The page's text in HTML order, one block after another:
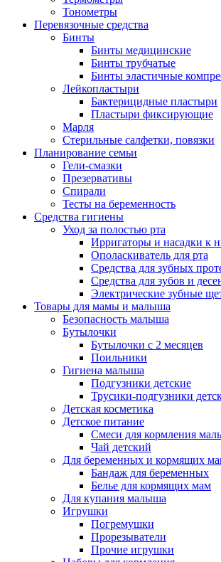
Тонометры
Перевязочные средства
Бинты
Бинты медицинские
Бинты трубчатые
Бинты эластичные
Лейкопластыри
Бактерицидные пластыри
Пластыри фиксирующие
Марля
Стерильные салфетки, повязки
Планирование семьи
Гели-смазки
Презервативы
Спирали
Тесты на беременность
Средства гигиены
Уход за полостью рта
Ирригаторы и насадки к
Ополаскиватель для рта
Средства для зубных
Средства для зубов и
Электрические зубные
Товары для мамы и малыша
Безопасность малыша
Бутылочки
Бутылочки с 2 месяцев
Поильники
Гигиена малыша
Подгузники детские
Трусики-подгузники
Детская косметика
Детское питание
Смеси для кормления
Чай детский
Для беременных и кормящих
Бандаж для беременных
Белье для кормящих мам
Для купания малыша
Игрушки
Погремушки
Прорезыватели
Прочие игрушки